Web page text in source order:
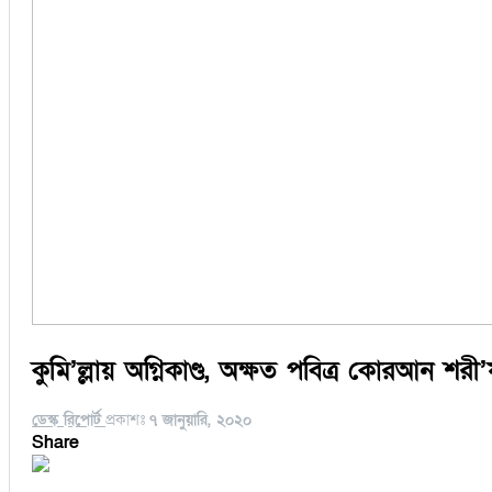
কুমি’ল্লায় অগ্নিকাণ্ড, অক্ষত পবিত্র কোরআন
ডেস্ক রিপোর্ট প্রকাশঃ ৭ জানুয়ারি, ২০২০
Share